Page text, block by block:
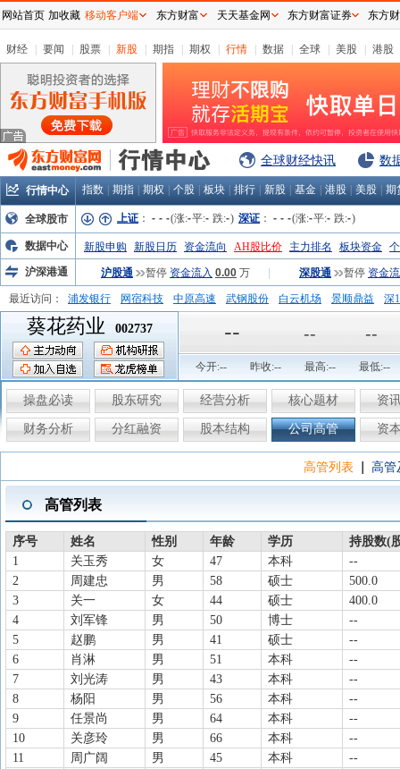
财经 要闻 股票 新股 期指 期权 行情 数据 全球 美股 港股
全球财经快讯 数
行情中心 指数 期指 期权 个股 板块 排行 新股 基金 港股 美股 期
全球股市 上证 ： - - -(涨:-平:- 跌:-) 深证 ： - - -(涨:-平:- 跌:-)
数据中心 新股申购 新股日历 资金流向 AH股比价 主力排名 板块资金
沪深港通
沪股通 暂停 资金流入 0.00 万 深股通 暂停 资金
最近访问： 浦发银行 网宿科技 中原高速 武钢股份 白云机场 景顺鼎益
深
弘业股份
富临运业
葵花药业 002737 -- -- --
今开:-- 昨收:-- 最高:-- 最低:--
操盘必读 股东研究 经营分析 核心题材 资
财务分析 分红融资 股本结构 公司高管 资
高管列表 高管
高管列表
序号 姓名 性别 年龄 学历
持股数(
1
关玉秀 女 47 本科
--
2
周建忠 男 58 硕士
500.0
3
关一 女 44 硕士
400.0
4
刘军锋 男 50 博士
--
5
赵鹏 男 41 硕士
--
6
肖淋 男 51 本科
--
7
刘光涛 男 43 本科
--
8
杨阳 男 56 本科
--
9
任景尚 男 64 本科
--
10
关彦玲 男 66 本科
--
11
周广阔 男 45 本科
--
网站首页 加收藏 移动客户端 东方财富 天天基金网 东方财富证券 东方